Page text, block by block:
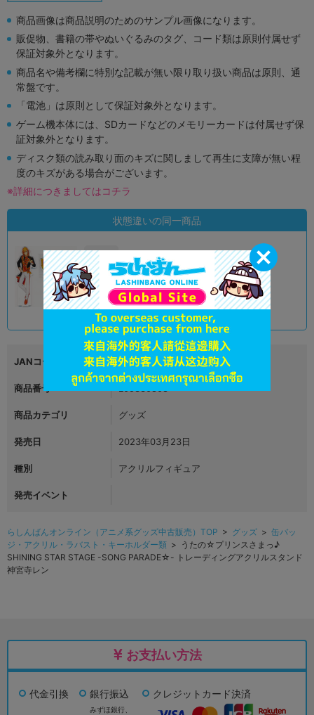
商品画像は商品説明のためのサンプル画像になります。
販促物、書籍の帯やぬいぐるみのタグ、コード類は原則付属せず
保証対象外となります。
商品名や備考欄に特別な記載が無い限り取り扱い商品は原則、通
常盤です。
「電池」は原則として保証対象外となります。
ゲーム機本体には、SDカードなどのメモリーカードは付属せず保
証対象外となります。
ディスク類の読み取り面のキズに関しまして再生に支障が無い程
度のキズがある場合がございます。
※詳細につきましてはコチラ
状態違いの同一商品
状態 :
新座流通センター
在庫あり 690円 税込
JANコード 4589644786748
商品番号 L05330808
商品カテゴリ グッズ
発売日 2023年03月23日
種別 アクリルフィギュア
発売イベント
らしんばんオンライン（アニメ系グッズ中古販売）TOP > グッズ > 缶バッ
ジ・アクリル・ラバスト・キーホルダー類 > うたの☆プリンスさまっ♪
SHINING STAR STAGE -SONG PARADE☆- トレーディングアクリルスタンド
神宮寺レン
お支払い方法
代金引換 銀行振込
みずほ銀行、
クレジットカード決済